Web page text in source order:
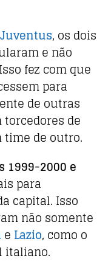
Juventus, os dois
e não
fez com que
para
de outras
de
de outro.
1999-2000 e
para
capital. Isso
não somente
e Lazio, como o
italiano.